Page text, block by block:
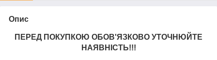
Опис
ПЕРЕД ПОКУПКОЮ ОБОВ'ЯЗКОВО УТОЧНЮЙТЕ
НАЯВНІСТЬ!!!